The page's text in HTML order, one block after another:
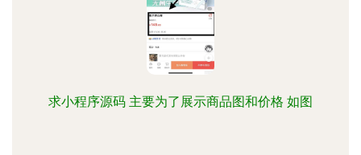
求小程序源码 主要为了展示商品图和价格 如图